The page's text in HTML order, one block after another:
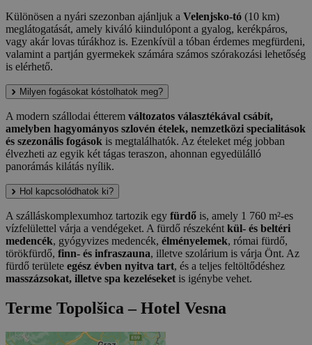
Különösen a nyári szezonban ajánljuk a Velenjsko-tó (10 km)
meglátogatását, amely kiváló kiindulópont a gyalog, kerékpáros,
vagy akár lovas túrákhoz is. Ezenkívül a tóban érdemes megfürdeni,
valamint a partján gyermekek számára számos szórakozási lehetőség
is elérhető.
Milyen fogásokat kóstolhatok meg?
A modern szállodai étterem változatos választékával csábít,
amelyben hagyományos szlovén ételek, nemzetközi specialitások
és szezonális fogások is megtalálhatók. Az ételeket még jobban
élvezheti az egyik két tágas teraszon, ahonnan egyedülálló
panorámás kilátás nyílik.
Hol kapcsolódhatok ki?
A szálláskomplexumhoz tartozik egy fürdő is, amely 1 760 m²-es
vízfelülettel várja a vendégeket. A fürdő részeként kül- és beltéri
medencék, gyógyvizes medencék, élményelemek, római fürdő,
törökfürdő, finn- és infraszauna, illetve szolárium is várja Önt. Az
fürdő területe egész évben nyitva tart, és a teljes feltöltődéshez
masszázsokat, illetve spa kezeléseket is igénybe vehet.
Terme Topolšica – Hotel Vesna